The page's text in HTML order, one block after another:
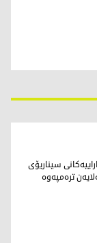
سیناریۆی
ترەمپەوە